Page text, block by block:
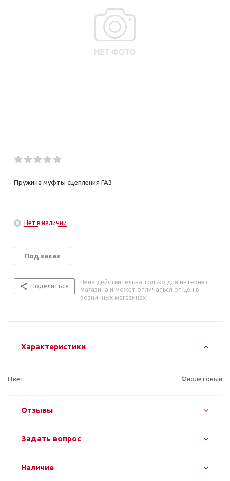
Пружина муфты сцепления ГАЗ
Нет в наличии
Под заказ
Поделиться
Цена действительна только для интернет-
магазина и может отличаться от цен в
розничных магазинах
Характеристики
Цвет Фиолетовый
Отзывы
Задать вопрос
Наличие